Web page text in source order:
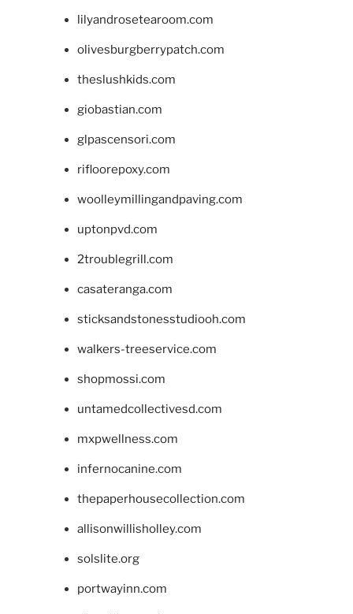
lilyandrosetearoom.com
olivesburgberrypatch.com
theslushkids.com
giobastian.com
glpascensori.com
rifloorepoxy.com
woolleymillingandpaving.com
uptonpvd.com
2troublegrill.com
casateranga.com
sticksandstonesstudiooh.com
walkers-treeservice.com
shopmossi.com
untamedcollectivesd.com
mxpwellness.com
infernocanine.com
thepaperhousecollection.com
allisonwillisholley.com
solslite.org
portwayinn.com